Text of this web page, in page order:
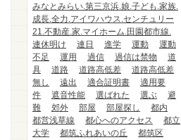
みなとみらい.第三京浜.娘.子ども.家族.
成長.全力.アイワハウス.センチュリー
21.不動産.家.マイホーム.田園都市線.
連休明け
連日 進学 運動
運動
不足
運用 過信 過信は禁物
道
具
道路 道路高低差
道路高低差
無し
遠出 適合証明書
適用要
件
遮音性能 選ばれた 選ぶ
避
難
郊外 部屋 部屋探し
都内
都営浅草線
都心へのアクセス
都立
大学
都筑ふれあいの丘
都筑区